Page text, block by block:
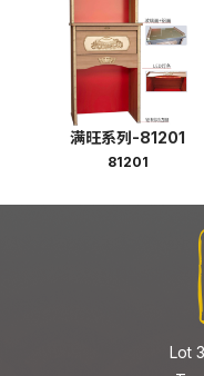
满旺系列-81201
81201
Lot